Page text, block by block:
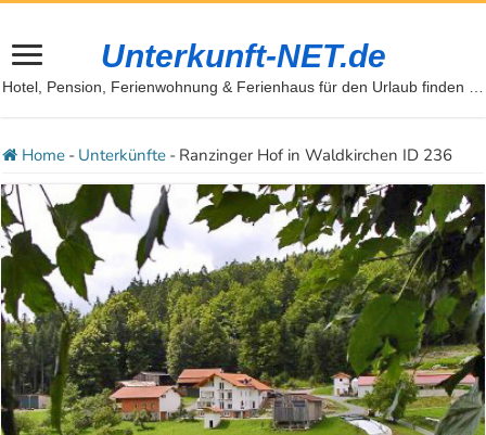
Unterkunft-NET.de
Hotel, Pension, Ferienwohnung & Ferienhaus für den Urlaub finden …
Home - Unterkünfte - Ranzinger Hof in Waldkirchen ID 236